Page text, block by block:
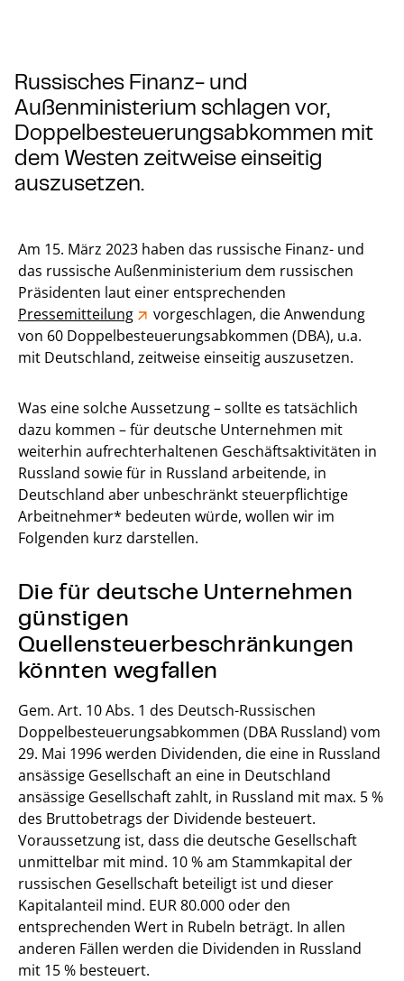
Russisches Finanz- und
Außenministerium schlagen vor,
Doppelbesteuerungsabkommen mit
dem Westen zeitweise einseitig
auszusetzen.
Am 15. März 2023 haben das russische Finanz- und
das russische Außenministerium dem russischen
Präsidenten laut einer entsprechenden
Pressemitteilung
vorgeschlagen, die Anwendung
von 60 Doppelbesteuerungsabkommen (DBA), u.a.
mit Deutschland, zeitweise einseitig auszusetzen.
Was eine solche Aussetzung – sollte es tatsächlich
dazu kommen – für deutsche Unternehmen mit
weiterhin aufrechterhaltenen Geschäftsaktivitäten in
Russland sowie für in Russland arbeitende, in
Deutschland aber unbeschränkt steuerpflichtige
Arbeitnehmer* bedeuten würde, wollen wir im
Folgenden kurz darstellen.
Die für deutsche Unternehmen
günstigen
Quellensteuerbeschränkungen
könnten wegfallen
Gem. Art. 10 Abs. 1 des Deutsch-Russischen
Doppelbesteuerungsabkommen (DBA Russland) vom
29. Mai 1996 werden Dividenden, die eine in Russland
ansässige Gesellschaft an eine in Deutschland
ansässige Gesellschaft zahlt, in Russland mit max. 5 %
des Bruttobetrags der Dividende besteuert.
Voraussetzung ist, dass die deutsche Gesellschaft
unmittelbar mit mind. 10 % am Stammkapital der
russischen Gesellschaft beteiligt ist und dieser
Kapitalanteil mind. EUR 80.000 oder den
entsprechenden Wert in Rubeln beträgt. In allen
anderen Fällen werden die Dividenden in Russland
mit 15 % besteuert.